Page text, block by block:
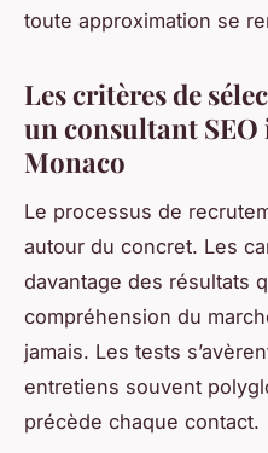
toute approximation se
Les critères de
un consultant SEO
Monaco
Le processus de
autour du concret. Les
davantage des résultats
compréhension du
jamais. Les tests
entretiens souvent
précède chaque contact.